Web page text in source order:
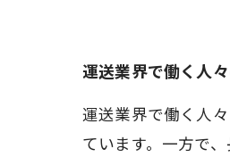
運送業界で働く人
運送業界で働く人
ています。一方で